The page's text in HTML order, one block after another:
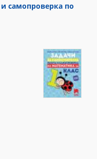
самопроверка по